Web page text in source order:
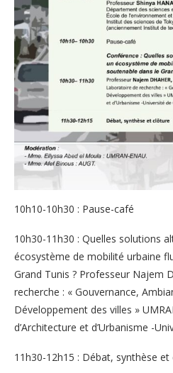
10h10-10h30 : Pause-café
10h30-11h30 : Quelles solutions
écosystème de mobilité urbaine
Grand Tunis ? Professeur Najem
recherche : « Gouvernance,
Développement des villes »
d’Architecture et d’Urbanisme -
11h30-12h15 : Débat, synthèse et